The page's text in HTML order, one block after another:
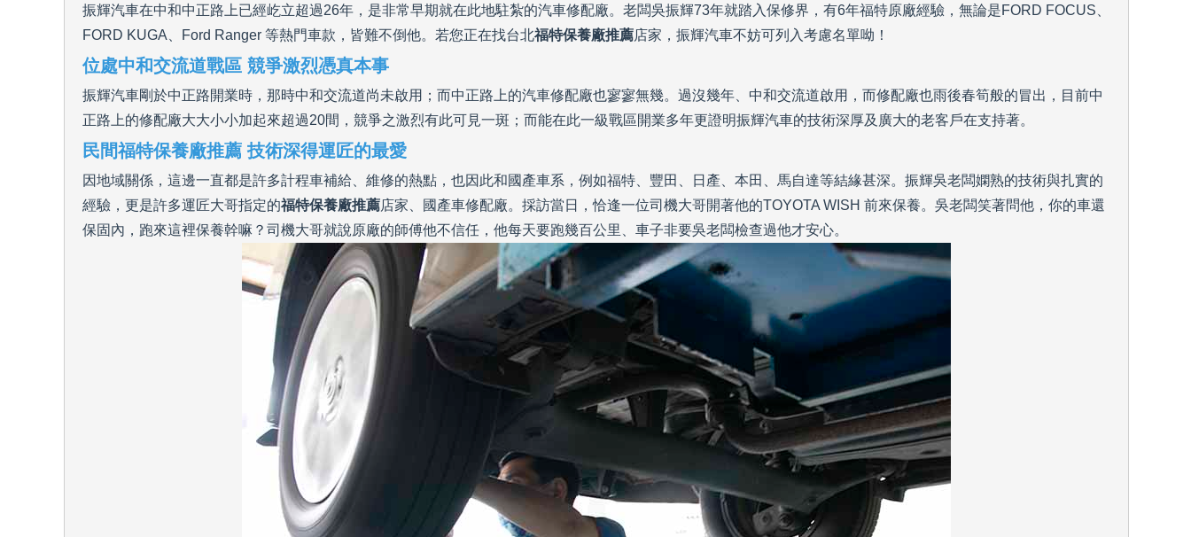
振輝汽車在中和中正路上已經屹立超過26年，是非常早期就在此地駐紮的汽車修配廠。老闆吳振輝73年就踏入保修界，有6年福特原廠經驗，無論是FORD FOCUS、
FORD KUGA、Ford Ranger 等熱門車款，皆難不倒他。若您正在找台北福特保養廠推薦店家，振輝汽車不妨可列入考慮名單呦！
位處中和交流道戰區 競爭激烈憑真本事
振輝汽車剛於中正路開業時，那時中和交流道尚未啟用；而中正路上的汽車修配廠也寥寥無幾。過沒幾年、中和交流道啟用，而修配廠也雨後春筍般的冒出，目前中
正路上的修配廠大大小小加起來超過20間，競爭之激烈有此可見一斑；而能在此一級戰區開業多年更證明振輝汽車的技術深厚及廣大的老客戶在支持著。
民間福特保養廠推薦 技術深得運匠的最愛
因地域關係，這邊一直都是許多計程車補給、維修的熱點，也因此和國產車系，例如福特、豐田、日產、本田、馬自達等結緣甚深。振輝吳老闆嫻熟的技術與扎實的
經驗，更是許多運匠大哥指定的福特保養廠推薦店家、國產車修配廠。 採訪當日，恰逢一位司機大哥開著他的TOYOTA WISH 前來保養。吳老闆笑著問他，你的車還
保固內，跑來這裡保養幹嘛？司機大哥就說原廠的師傅他不信任，他每天要跑幾百公里、車子非要吳老闆檢查過他才安心。